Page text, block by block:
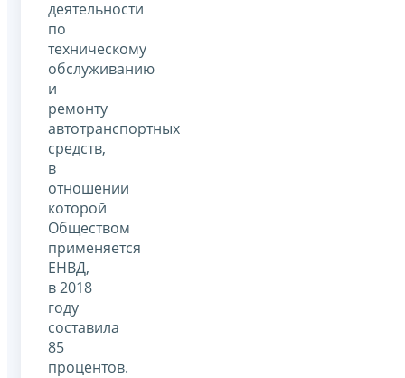
деятельности
по
техническому
обслуживанию
и
ремонту
автотранспортных
средств,
в
отношении
которой
Обществом
применяется
ЕНВД,
в 2018
году
составила
85
процентов.